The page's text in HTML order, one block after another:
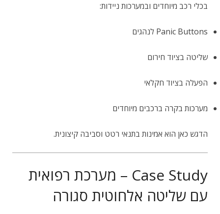
בכלי רכב מיוחדים ובמערכות ניידות:
Panic Buttons לנהגים
שליטה בציוד חירום
הפעלה בציוד חקלאי
מערכות בקרה ברכבים מיוחדים
הדגש כאן הוא אמינות בתנאי רטט וסביבה קיצונית.
Case Study – מערכת רפואית
עם שליטה אלחוטית סגורה